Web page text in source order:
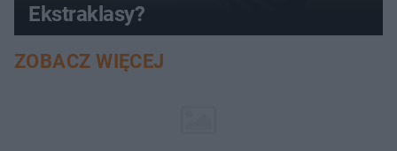
Ekstraklasy?
ZOBACZ WIĘCEJ